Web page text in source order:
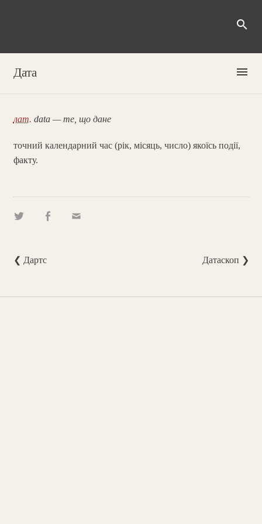
search
Дата menu
лат. data — те, що дане
точний календарний час (рік, місяць, число) якоїсь події,
факту.
❮ Дартс Датаскоп ❯